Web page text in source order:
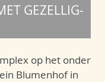
GEZELLIG-
op het onder
Blumenhof in